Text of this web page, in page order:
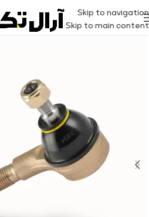
Skip to navigation
Skip to main content